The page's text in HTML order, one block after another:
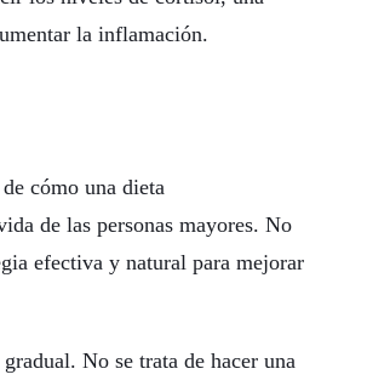
la inflamación.
cómo una dieta
de las personas mayores. No
efectiva y natural para mejorar
No se trata de hacer una